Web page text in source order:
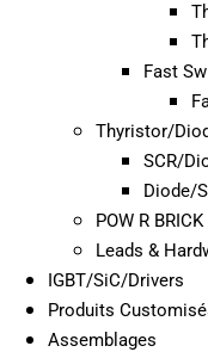
Fast
Thyristor/
SCR/
Diode/
POW R BRICK
Leads &
IGBT/SiC/Drivers
Produits
Assemblages